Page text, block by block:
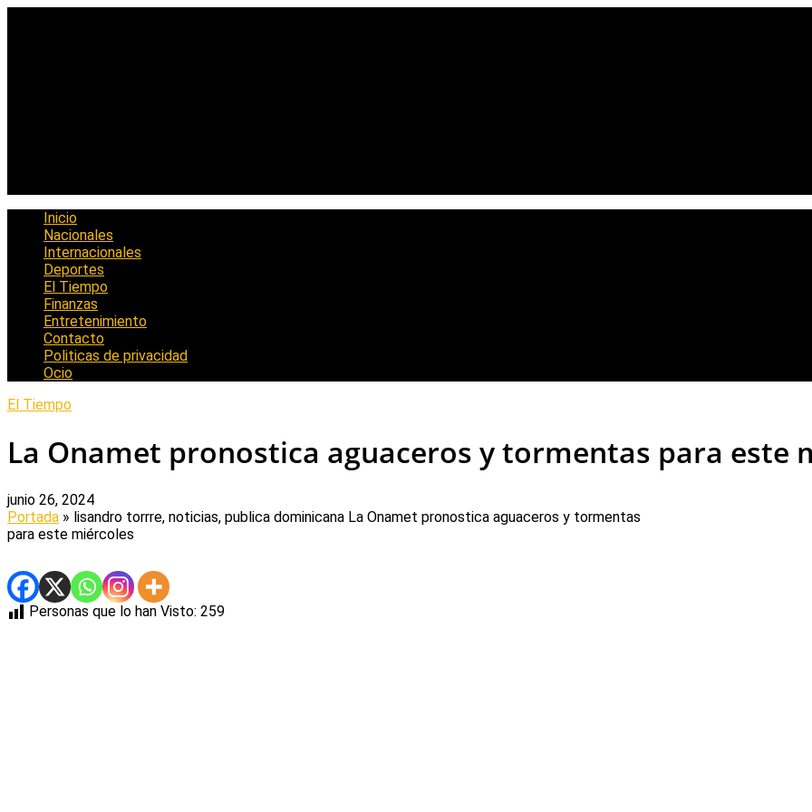
Inicio
Nacionales
Internacionales
Deportes
El Tiempo
Finanzas
Entretenimiento
Contacto
Politicas de privacidad
Ocio
El Tiempo
La Onamet pronostica aguaceros y tormentas para este
junio 26, 2024
Portada » lisandro torrre, noticias, publica dominicana La Onamet pronostica aguaceros y tormentas
para este miércoles
Personas que lo han Visto: 259